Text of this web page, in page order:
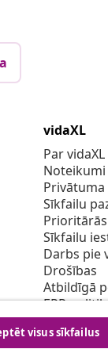
vidaXL
Par vidaXL
Noteikumi
Sīkfailu
Sīkfailu
Darbs pie
Drošības
Atbildīgā
EPR
visus sīkfailus